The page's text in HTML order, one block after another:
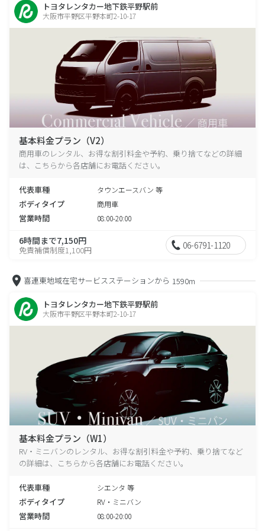
トヨタレンタカー地下鉄平野駅前
大阪市平野区平野本町2-10-17
基本料金プラン（V2）
商用車のレンタル、お得な割引料金や予約、乗り捨てなどの詳細
は、こちらから各店舗にお電話ください。
代表車種 タウンエースバン 等
ボディタイプ 商用車
営業時間 08:00-20:00
6時間まで7,150円
免責補償制度1,100円 06-6791-1120
喜連東地域在宅サービスステーションから 1590m
トヨタレンタカー地下鉄平野駅前
大阪市平野区平野本町2-10-17
基本料金プラン（W1）
RV・ミニバンのレンタル、お得な割引料金や予約、乗り捨てなど
の詳細は、こちらから各店舗にお電話ください。
代表車種 シエンタ 等
ボディタイプ RV・ミニバン
営業時間 08:00-20:00